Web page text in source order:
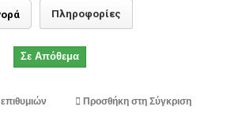
Πληροφορίες
Σε Απόθεμα
Προσθήκη στη Σύγκριση